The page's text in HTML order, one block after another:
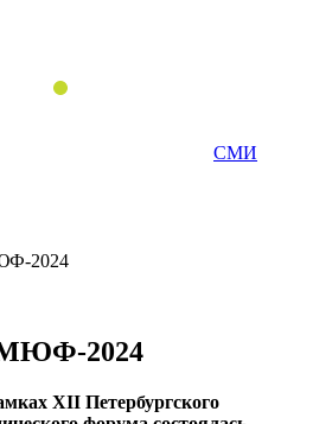
СМИ
2024
2024
XII Петербургского